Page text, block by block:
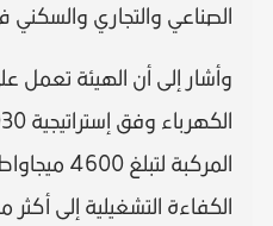
الصناعي والتجاري والسكني
وأشار إلى أن الهيئة تعمل
المركبة